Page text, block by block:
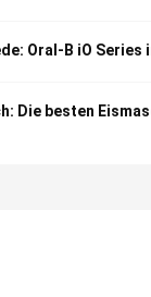
Oral-B iO Series
Die besten